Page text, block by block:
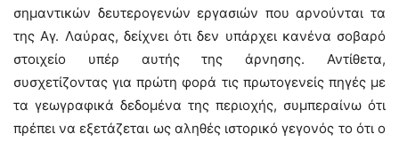
σημαντικών δευτερογενών εργασιών που αρνούνται τα
της Αγ. Λαύρας, δείχνει ότι δεν υπάρχει κανένα σοβαρό
στοιχείο υπέρ αυτής της άρνησης. Αντίθετα,
συσχετίζοντας για πρώτη φορά τις πρωτογενείς πηγές με
τα γεωγραφικά δεδομένα της περιοχής, συμπεραίνω ότι
πρέπει να εξετάζεται ως αληθές ιστορικό γεγονός το ότι ο